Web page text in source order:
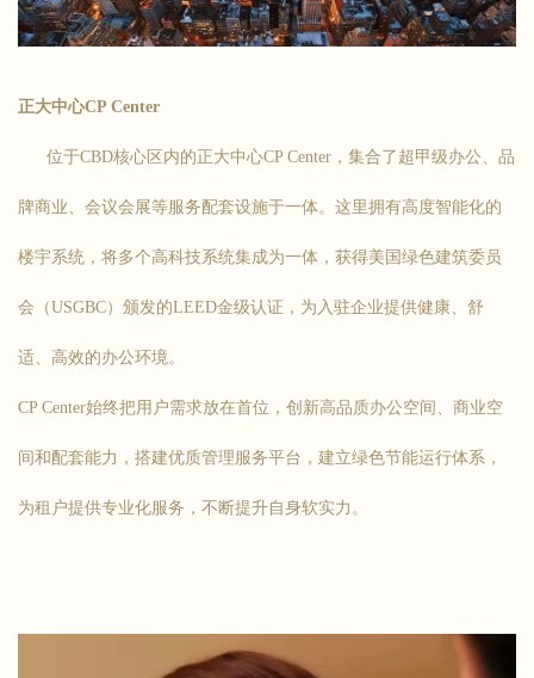
正大中心CP Center
位于CBD核心区内的正大中心CP Center，集合了超甲级办公、品
牌商业、会议会展等服务配套设施于一体。这里拥有高度智能化的
楼宇系统，将多个高科技系统集成为一体，获得美国绿色建筑委员
会（USGBC）颁发的LEED金级认证，为入驻企业提供健康、舒
适、高效的办公环境。
CP Center始终把用户需求放在首位，创新高品质办公空间、商业空
间和配套能力，搭建优质管理服务平台，建立绿色节能运行体系，
为租户提供专业化服务，不断提升自身软实力。